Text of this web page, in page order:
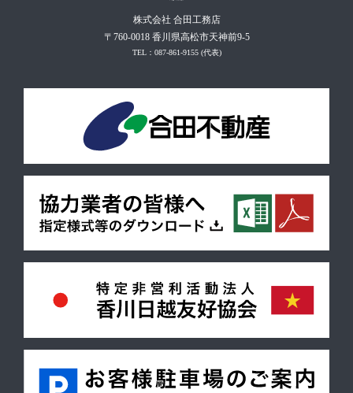
株式会社 合田工務店
〒760-0018 香川県高松市天神前9-5
TEL：087-861-9155(代表)